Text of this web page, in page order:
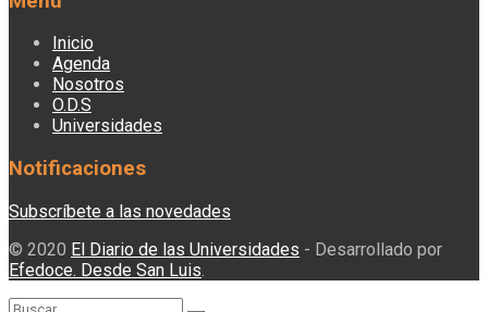
Inicio
Agenda
Nosotros
O.D.S
Universidades
Notificaciones
Subscríbete a las novedades
© 2020 El Diario de las Universidades - Desarrollado por
Efedoce. Desde San Luis.